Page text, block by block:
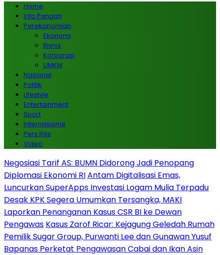
Home
Info Pangan
Perekonomian
Ekonomi
Bisnis
Korporasi
UMKM
Nasional
Politik
Lifestyle
Entertainment
Sport
Internasional
Pers Rilis
Video
Negosiasi Tarif AS: BUMN Didorong Jadi Penopang
Diplomasi Ekonomi RIAntam Digitalisasi Emas,
Luncurkan SuperApps Investasi Logam Mulia Terpadu
Desak KPK Segera Umumkan Tersangka, MAKI
Laporkan Penanganan Kasus CSR BI ke Dewan
Pengawas Kasus Zarof Ricar: Kejagung Geledah Rumah
Pemilik Sugar Group, Purwanti Lee dan Gunawan Yusuf
Bapanas Perketat Pengawasan Cabai dan Ikan Asin